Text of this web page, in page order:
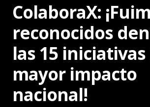
ColaboraX:
reconocidos
las 15 iniciativas
mayor impacto
nacional!